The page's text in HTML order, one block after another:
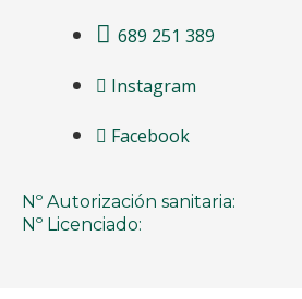
689 251 389
Instagram
Facebook
Nº Autorización sanitaria:
Nº Licenciado: